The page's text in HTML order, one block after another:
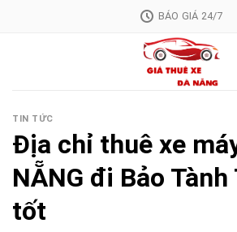
BÁO GIÁ 24/7
TIN TỨC
Địa chỉ thuê xe
NẴNG đi Bảo Tành
tốt